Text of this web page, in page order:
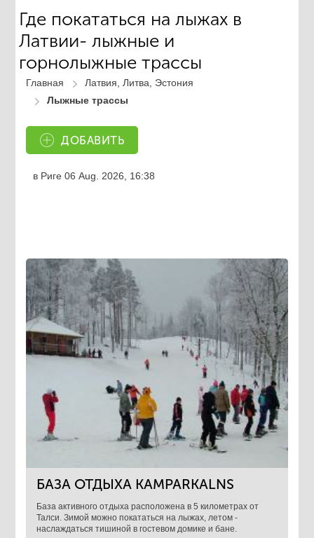
Где покататься на лыжах в
Латвии- лыжные и
горнолыжные трассы
Главная
Латвия, Литва, Эстония
Лыжные трассы
ДОБАВИТЬ
в Риге06 Aug. 2026, 16:38
БАЗА ОТДЫХА KAMPARKALNS
База активного отдыха расположена в 5 километрах от
Талси. Зимой можно покататься на лыжах, летом -
наслаждаться тишиной в гостевом домике и бане.